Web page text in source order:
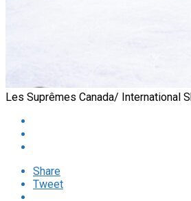
Les Suprêmes Canada/ International
Share
Tweet